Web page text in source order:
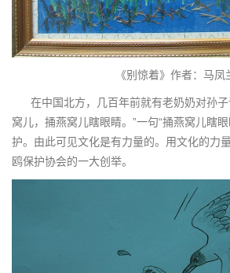
《别惊着》作者：马凤
在中国北方，几百年前就有老奶奶对孙子
窝儿，捅燕窝儿瞎眼睛。”一句“捅燕窝儿瞎
护。由此可见文化是有力量的。用文化的力
鸥保护协会的一大创举。